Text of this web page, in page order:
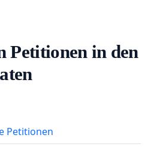
Petitionen in den
Petitionen